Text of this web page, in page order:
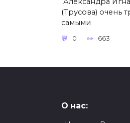
(Трусова) очень
самыми
0 663
О нас: